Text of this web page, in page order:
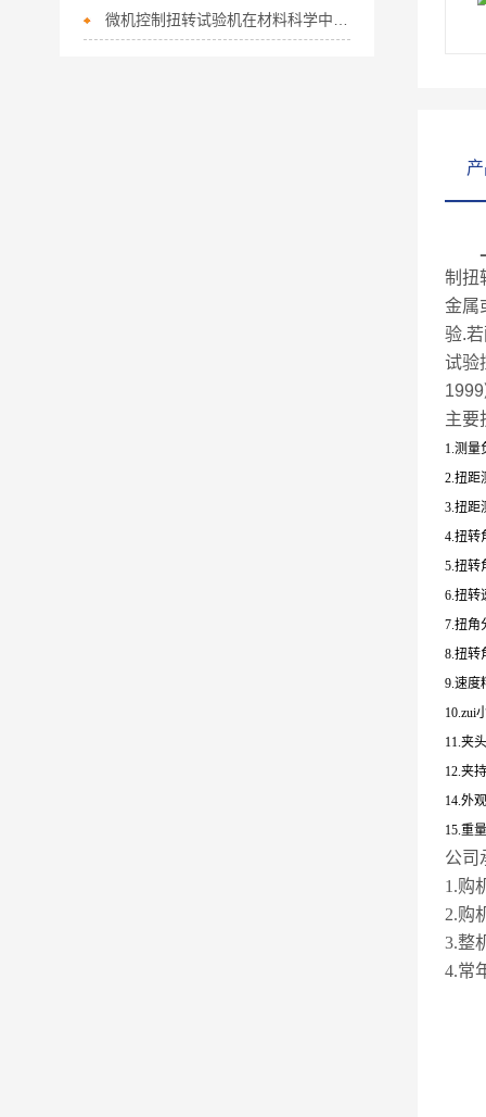
制扭
金属
验.
试验
主要
1.测量
2.扭距
3.扭距
4.扭转
5.扭转
6.扭转
7.扭角
8.扭转
9.速度
10.zui
11.夹
12.夹
14.外
15.重
公司
1.购
2.购
3.整
4.常